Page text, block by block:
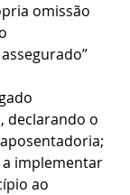
omissão
declarando o
a implementar
ao